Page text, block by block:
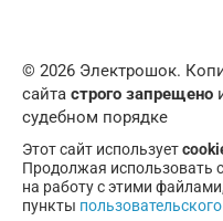
© 2026 Электрошок.
сайта строго запрещено
судебном порядке
Этот сайт использует
Продолжая использовать
на работу с этими
пункты